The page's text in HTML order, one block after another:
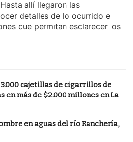
allí llegaron las
detalles de lo ocurrido e
que permitan esclarecer los
cajetillas de cigarrillos de
en más de $2.000 millones en La
en aguas del río Ranchería,